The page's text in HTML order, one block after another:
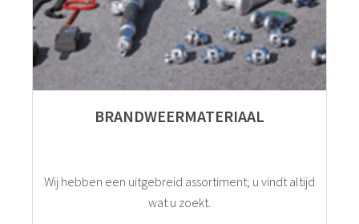
BRANDWEERMATERIAAL
Wij hebben een uitgebreid assortiment; u vindt altijd
wat u zoekt.